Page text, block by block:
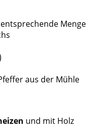
Menge
aus der Mühle
und mit Holz